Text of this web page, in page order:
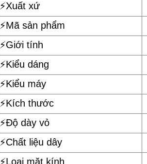
⚡️Xuất xứ
⚡️Mã sản phẩm
⚡️Giới tính
⚡️Kiểu dáng
⚡️Kiểu máy
⚡️Kích thước
⚡️Độ dày vỏ
⚡️Chất liệu dây
⚡️Loại mặt kính